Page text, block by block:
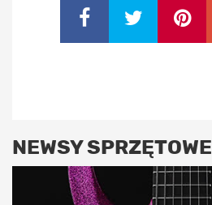
NEWSY SPRZĘTOWE